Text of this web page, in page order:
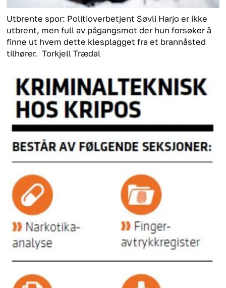
Utbrente spor: Politioverbetjent Søvli Harjo er ikke
utbrent, men full av pågangsmot der hun forsøker å
finne ut hvem dette klesplagget fra et brannåsted
tilhører. Torkjell Trædal